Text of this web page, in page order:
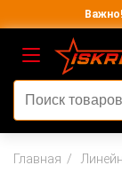
Главная